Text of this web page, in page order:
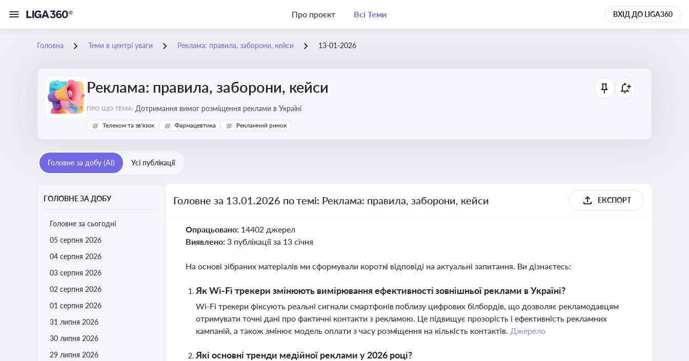
Про проєкт Всі Теми ВХІД ДО LIGA360
Головна Теми в центрі уваги Реклама: правила, заборони, кейси 13-01-2026
Реклама: правила, заборони, кейси
ПРО ЩО ТЕМА: Дотримання вимог розміщення реклами в Україні
Телеком та зв'язок Фармацевтика Рекламний ринок
Головне за добу (AI) Усі публікації
ГОЛОВНЕ ЗА ДОБУ
Головне за сьогодні
05 серпня 2026
04 серпня 2026
03 серпня 2026
02 серпня 2026
01 серпня 2026
31 липня 2026
30 липня 2026
29 липня 2026
Головне за 13.01.2026 по темі: Реклама: правила, заборони, кейси ЕКСПОРТ
Опрацьовано: 14402 джерел
Виявлено: 3 публікації за 13 січня
На основі зібраних матеріалів ми сформували короткі відповіді на актуальні запитання. Ви дізнаєтесь:
Як Wi-Fi трекери змінюють вимірювання ефективності зовнішньої реклами в Україні?
Wi-Fi трекери фіксують реальні сигнали смартфонів поблизу цифрових білбордів, що дозволяє рекламодавцям
отримувати точні дані про фактичні контакти з рекламою. Це підвищує прозорість і ефективність рекламних
кампаній, а також змінює модель оплати з часу розміщення на кількість контактів. Джерело
Які основні тренди медійної реклами у 2026 році?